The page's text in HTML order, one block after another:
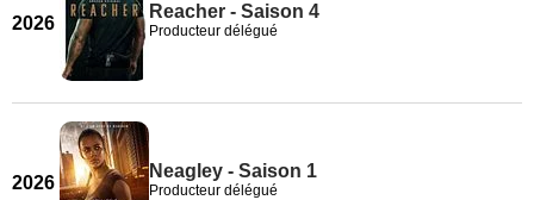
2026
Reacher - Saison 4
Producteur délégué
2026
Neagley - Saison 1
Producteur délégué